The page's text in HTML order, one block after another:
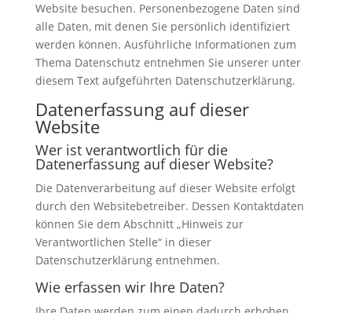
Website besuchen. Personenbezogene Daten sind
alle Daten, mit denen Sie persönlich identifiziert
werden können. Ausführliche Informationen zum
Thema Datenschutz entnehmen Sie unserer unter
diesem Text aufgeführten Datenschutzerklärung.
Datenerfassung auf dieser
Website
Wer ist verantwortlich für die
Datenerfassung auf dieser Website?
Die Datenverarbeitung auf dieser Website erfolgt
durch den Websitebetreiber. Dessen Kontaktdaten
können Sie dem Abschnitt „Hinweis zur
Verantwortlichen Stelle“ in dieser
Datenschutzerklärung entnehmen.
Wie erfassen wir Ihre Daten?